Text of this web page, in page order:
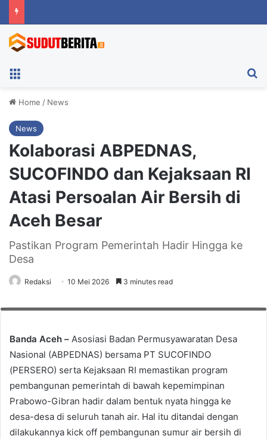
Home / News
News
Kolaborasi ABPEDNAS,
SUCOFINDO dan Kejaksaan RI
Atasi Persoalan Air Bersih di
Aceh Besar
Pastikan Program Pemerintah Hadir Hingga ke
Desa
Redaksi 10 Mei 2026 3 minutes read
Pastikan Program Pemerintah Hadir Hingga ke Desa, Kolaborasi
Banda Aceh – Asosiasi Badan Permusyawaratan Desa
Nasional (ABPEDNAS) bersama PT SUCOFINDO
(PERSERO) serta Kejaksaan RI memastikan program
pembangunan pemerintah di bawah kepemimpinan
Prabowo-Gibran hadir dalam bentuk nyata hingga ke
desa-desa di seluruh tanah air. Hal itu ditandai dengan
dilakukannya kick off pembangunan sumur air bersih di